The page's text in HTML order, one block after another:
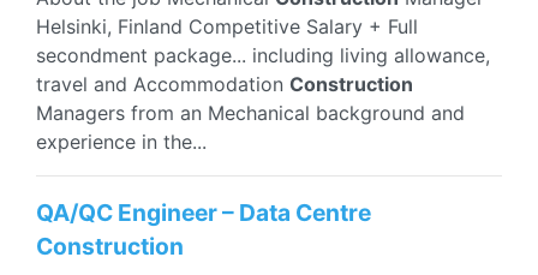
Helsinki, Finland Competitive Salary + Full
secondment package... including living allowance,
travel and Accommodation Construction
Managers from an Mechanical background and
experience in the...
QA/QC Engineer – Data Centre
Construction